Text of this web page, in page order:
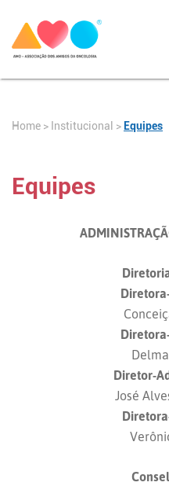
Home > Institucional > Equipes
Equipes
Diretor-
José